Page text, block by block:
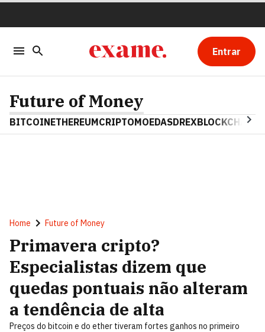
Entrar
Future of Money
BITCOINETHEREUMCRIPTOMOEDASDREXBLOCKCHAIN
Home Future of Money
Primavera cripto?
Especialistas dizem que
quedas pontuais não alteram
a tendência de alta
Preços do bitcoin e do ether tiveram fortes ganhos no primeiro